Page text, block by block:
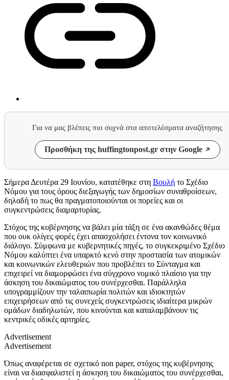
Για να μας βλέπεις πιο συχνά στα αποτελέσματα αναζήτησης
Προσθήκη της huffingtonpost.gr στην Google
Σήμερα Δευτέρα 29 Ιουνίου, κατατέθηκε στη Βουλή το Σχέδιο
Νόμου για τους όρους διεξαγωγής των δημοσίων συναθροίσεων,
δηλαδή το πως θα πραγματοποιούνται οι πορείες και οι
συγκεντρώσεις διαμαρτυρίας.
Στόχος της κυβέρνησης να βάλει μία τάξη σε ένα ακανθώδες θέμα
που ουκ ολίγες φορές έχει απασχολήσει έντονα τον κοινωνικό
διάλογο. Σύμφωνα με κυβερνητικές πηγές, το συγκεκριμένο Σχέδιο
Νόμου καλύπτει ένα υπαρκτό κενό στην προστασία των ατομικών
και κοινωνικών ελευθεριών που προβλέπει το Σύνταγμα και
επιχειρεί να διαμορφώσει ένα σύγχρονο νομικό πλαίσιο για την
άσκηση του δικαιώματος του συνέρχεσθαι. Παράλληλα
υπογραμμίζουν την ταλαιπωρία πολιτών και ιδιοκτητών
επιχειρήσεων από τις συνεχείς συγκεντρώσεις ιδιαίτερα μικρών
ομάδων διαδηλωτών, που κινούνται και καταλαμβάνουν τις
κεντρικές οδικές αρτηρίες.
Advertisement
Advertisement
Όπως αναφέρεται σε σχετικό non paper, στόχος της κυβέρνησης
είναι να διασφαλιστεί η άσκηση του δικαιώματος του συνέρχεσθαι,